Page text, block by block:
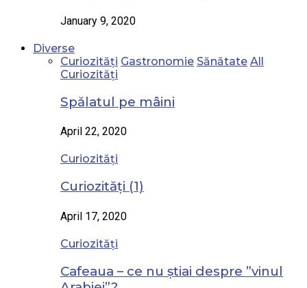
January 9, 2020
Diverse
Curiozități Gastronomie Sănătate All
Curiozități
Spălatul pe mâini
April 22, 2020
Curiozități
Curiozități (1)
April 17, 2020
Curiozități
Cafeaua – ce nu știai despre ”vinul